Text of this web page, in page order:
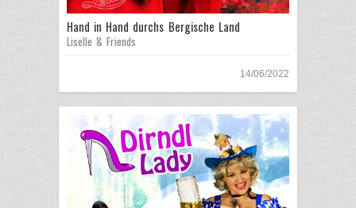
Hand in Hand durchs Bergische Land
Liselle & Friends
14/06/2022